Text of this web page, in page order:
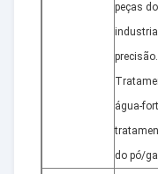
peças
precisão.
água-
do pó/